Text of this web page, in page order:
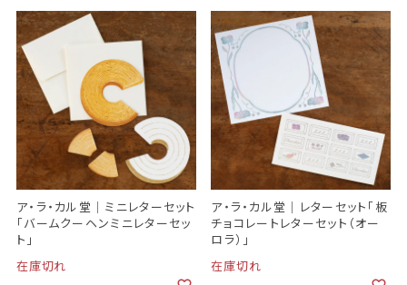
ア・ラ・カル堂｜ミニレターセット
「バームクーヘンミニレターセッ
ト」
在庫切れ
ア・ラ・カル堂｜レターセット「板
チョコレートレターセット（オー
ロラ）」
在庫切れ